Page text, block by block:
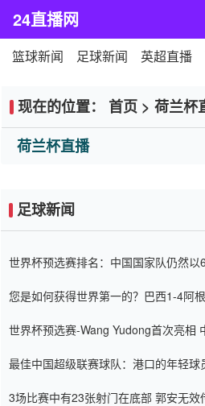
24直播网
篮球新闻 足球新闻 英超直播
现在的位置： 首页 > 荷兰杯
荷兰杯直播
足球新闻
世界杯预选赛排名：中国国家队仍然以
您是如何获得世界第一的？巴西1-4阿
世界杯预选赛-Wang Yudong首次亮相
最佳中国超级联赛球队：港口的年轻球
3场比赛中有23张射门在底部 郭安无效